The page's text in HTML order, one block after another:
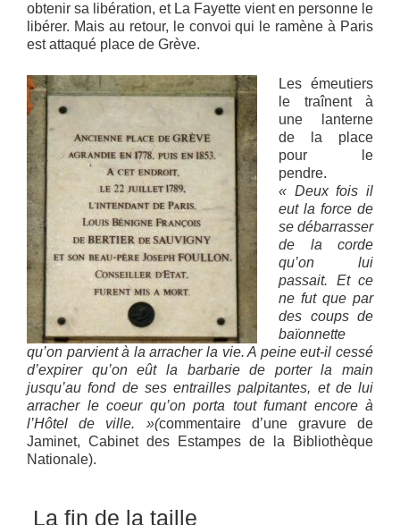
obtenir sa libération, et La Fayette vient en personne le
libérer. Mais au retour, le convoi qui le ramène à Paris
est attaqué place de Grève.
Les émeutiers
le traînent à
une lanterne
de la place
pour le
pendre.
« Deux fois il
eut la force de
se débarrasser
de la corde
qu’on lui
passait. Et ce
ne fut que par
des coups de
baïonnette
qu’on parvient à la arracher la vie. A peine eut-il cessé
d’expirer qu’on eût la barbarie de porter la main
jusqu’au fond de ses entrailles palpitantes, et de lui
arracher le coeur qu’on porta tout fumant encore à
l’Hôtel de ville. »(commentaire d’une gravure de
Jaminet, Cabinet des Estampes de la Bibliothèque
Nationale).
La fin de la taille